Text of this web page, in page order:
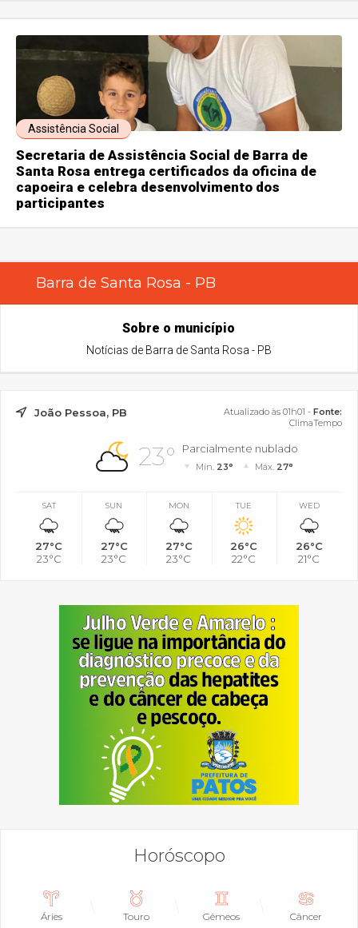
Assistência Social
Secretaria de Assistência Social de Barra de
Santa Rosa entrega certificados da oficina de
capoeira e celebra desenvolvimento dos
participantes
Barra de Santa Rosa - PB
Sobre o município
Notícias de Barra de Santa Rosa - PB
João Pessoa, PB Atualizado às 01h01 - Fonte:
ClimaTempo
23° Parcialmente nublado
Mín. 23° Máx. 27°
SAT
27°C
23°C
SUN
27°C
23°C
MON
27°C
23°C
TUE
26°C
22°C
WED
26°C
21°C
Horóscopo
Áries Touro Gêmeos Câncer